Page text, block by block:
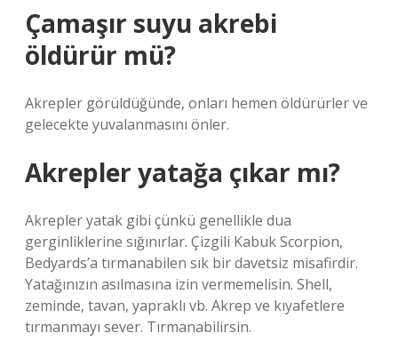
Çamaşır suyu akrebi
öldürür mü?
Akrepler görüldüğünde, onları hemen öldürürler ve
gelecekte yuvalanmasını önler.
Akrepler yatağa çıkar mı?
Akrepler yatak gibi çünkü genellikle dua
gerginliklerine sığınırlar. Çizgili Kabuk Scorpion,
Bedyards’a tırmanabilen sık bir davetsiz misafirdir.
Yatağınızın asılmasına izin vermemelisin. Shell,
zeminde, tavan, yapraklı vb. Akrep ve kıyafetlere
tırmanmayı sever. Tırmanabilirsin.